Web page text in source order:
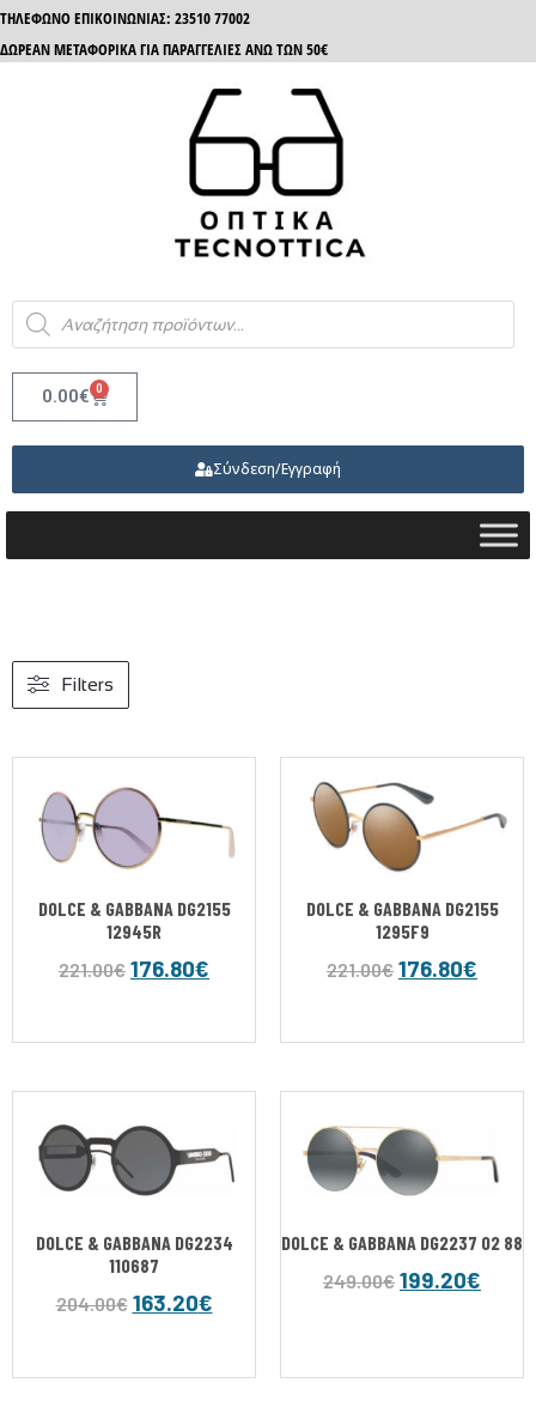
ΤΗΛΈΦΩΝΟ ΕΠΙΚΟΙΝΩΝΊΑΣ: 23510 77002
ΔΩΡΕΑΝ ΜΕΤΑΦΟΡΙΚΑ ΓΙΑ ΠΑΡΑΓΓΕΛΙΕΣ ΑΝΩ ΤΩΝ 50€
0.00€ 0
Σύνδεση/Εγγραφή
Filters
DOLCE & GABBANA DG2155
12945R
221.00€ 176.80€
DOLCE & GABBANA DG2155
1295F9
221.00€ 176.80€
DOLCE & GABBANA DG2234
110687
204.00€ 163.20€
DOLCE & GABBANA DG2237 02 88
249.00€ 199.20€